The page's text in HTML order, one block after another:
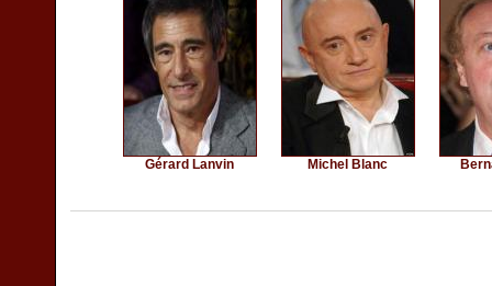
Gérard Lanvin Michel Blanc